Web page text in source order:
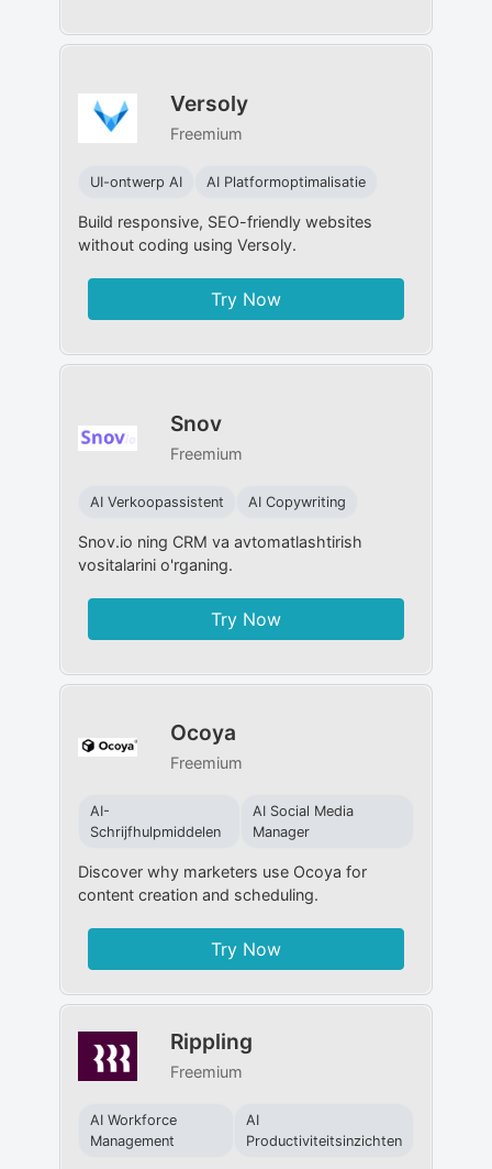
Versoly
Freemium
UI-ontwerp AI AI Platformoptimalisatie
Build responsive, SEO-friendly websites
without coding using Versoly.
Try Now
Snov
Freemium
AI Verkoopassistent AI Copywriting
Snov.io ning CRM va avtomatlashtirish
vositalarini o'rganing.
Try Now
Ocoya
Freemium
AI-
Schrijfhulpmiddelen
AI Social Media
Manager
Discover why marketers use Ocoya for
content creation and scheduling.
Try Now
Rippling
Freemium
AI Workforce
Management
AI
Productiviteitsinzichten